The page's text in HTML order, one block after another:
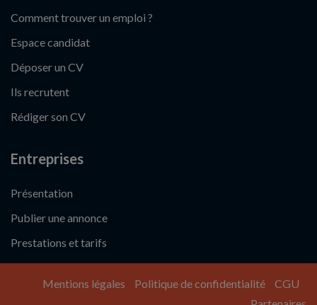
Comment trouver un emploi ?
Espace candidat
Déposer un CV
Ils recrutent
Rédiger son CV
Entreprises
Présentation
Publier une annonce
Prestations et tarifs
Mentions légales Politique de confidentialité
CGU